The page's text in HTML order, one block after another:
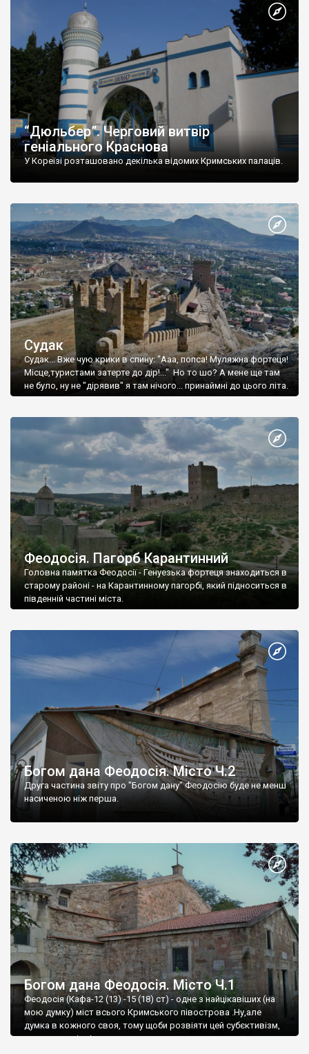
“Дюльбер”. Черговий витвір
геніального Краснова
У Кореїзі розташовано декілька відомих Кримських палаців.
Судак
Судак... Вже чую крики в спину: "Ааа, попса! Муляжна фортеця!
Місце,туристами затерте до дір!..." Но то шо? А мене ще там
не було, ну не "дірявив" я там нічого... принаймні до цього літа.
Феодосія. Пагорб Карантинний
Головна памятка Феодосії - Генуезька фортеця знаходиться в
старому районі - на Карантинному пагорбі, який підноситься в
південній частині міста.
Богом дана Феодосія. Місто Ч.2
Друга частина звіту про "Богом дану" Феодосію буде не менш
насиченою ніж перша.
Богом дана Феодосія. Місто Ч.1
Феодосія (Кафа-12 (13) -15 (18) ст) - одне з найцікавіших (на
мою думку) міст всього Кримського півострова .Ну,але
думка в кожного своя, тому щоби розвіяти цей субєктивізм,
запрошую відвідати це